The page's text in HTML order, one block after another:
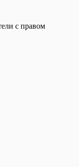
с правом